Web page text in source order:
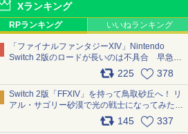
Xランキング
RPランキング いいねランキング
「ファイナルファンタジーXIV」Nintendo
Switch 2版のロードが長いのは不具合 早急に
アップデートできるよう対応中225 378
Switch 2版「FFXIV」を持って鳥取砂丘へ！ リ
アル・サゴリー砂漠で光の戦士になってみた
145 337